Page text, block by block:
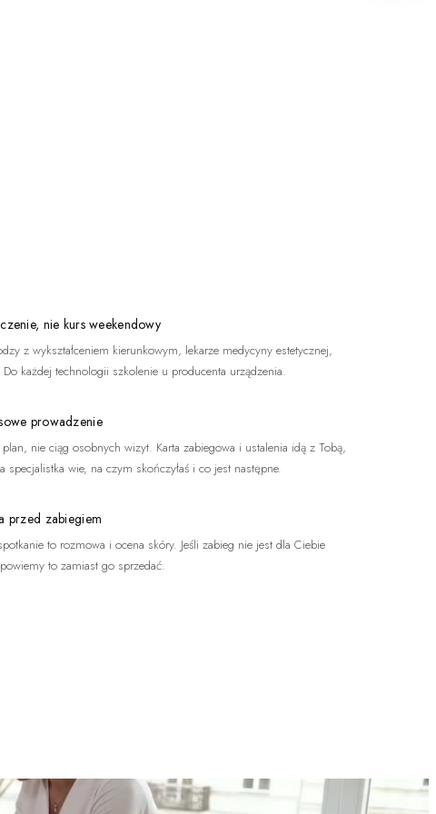
nie kurs weekendowy
z wykształceniem kierunkowym, lekarze medycyny estetycznej,
każdej technologii szkolenie u producenta urządzenia.
prowadzenie
plan, nie ciąg osobnych wizyt. Karta zabiegowa i ustalenia idą z Tobą,
specjalistka wie, na czym skończyłaś i co jest następne.
przed zabiegiem
to rozmowa i ocena skóry. Jeśli zabieg nie jest dla Ciebie
to zamiast go sprzedać.